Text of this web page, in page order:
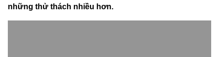
những thử thách nhiều hơn.